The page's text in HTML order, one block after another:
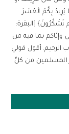
يُرِيدُ بِكُمُ الْعُسْرَ
تَشْكُرُونَ} [البقرة:
وإيَّاكم بما فيه من
الرحيم. أقول قولي
المسلمين من كلِّ